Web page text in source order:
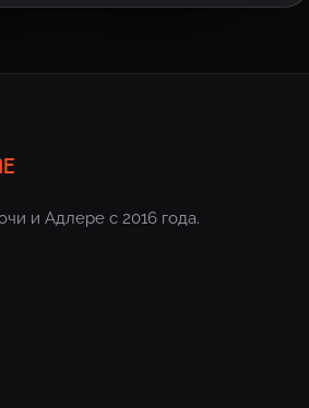
и Адлере с 2016 года.